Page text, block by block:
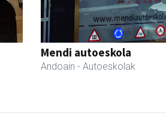
Mendi autoeskola
Andoain - Autoeskolak